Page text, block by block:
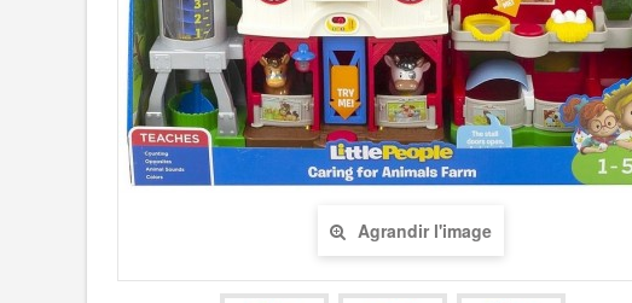
Agrandir l'image